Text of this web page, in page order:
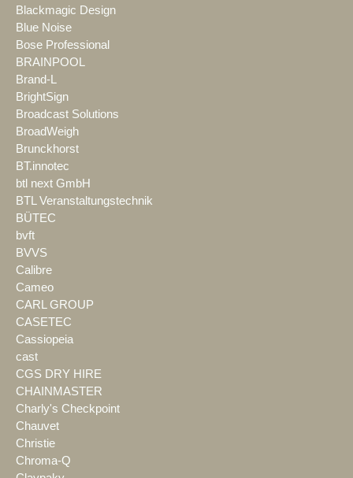
Blackmagic Design
Blue Noise
Bose Professional
BRAINPOOL
Brand-L
BrightSign
Broadcast Solutions
BroadWeigh
Brunckhorst
BT.innotec
btl next GmbH
BTL Veranstaltungstechnik
BÜTEC
bvft
BVVS
Calibre
Cameo
CARL GROUP
CASETEC
Cassiopeia
cast
CGS DRY HIRE
CHAINMASTER
Charly's Checkpoint
Chauvet
Christie
Chroma-Q